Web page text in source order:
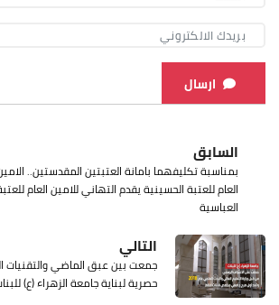
ارسال
السابق
بمناسبة تكليفهما بامانة العتبتين المقدستين..
العام للعتبة الحسينية يقدم التهاني للامين العام
العباسية
التالي
جمعت بين عبق الماضي والتقنيات
حصرية لبناية جامعة الزهراء (ع)